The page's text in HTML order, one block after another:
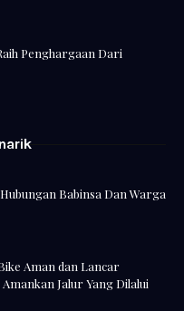
Penghargaan Dari
Babinsa Dan Warga
Aman dan Lancar
Jalur Yang Dilalui